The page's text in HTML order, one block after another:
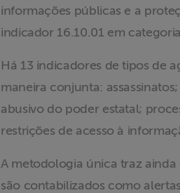
informações públicas e a
indicador 16.10.01 em
Há 13 indicadores de tipos de
maneira conjunta:
abusivo do poder estatal;
restrições de acesso à
A metodologia única traz ainda
são contabilizados como